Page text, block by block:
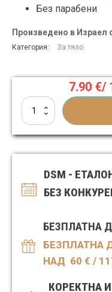
Без парабени
Произведено в Израел
Категория: За тяло
7.90 €/
количество
за
дезодорант
за
DSM -
БЕЗ
БЕЗПЛАТНА
БЕЗПЛАТНА
НАД 60 € /
КОРЕКТНА